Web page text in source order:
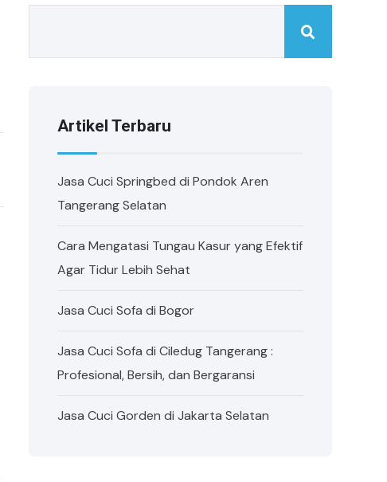
Artikel Terbaru
Jasa Cuci Springbed di Pondok Aren
Tangerang Selatan
Cara Mengatasi Tungau Kasur yang Efektif
Agar Tidur Lebih Sehat
Jasa Cuci Sofa di Bogor
Jasa Cuci Sofa di Ciledug Tangerang :
Profesional, Bersih, dan Bergaransi
Jasa Cuci Gorden di Jakarta Selatan